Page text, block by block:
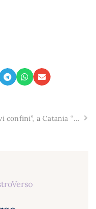
“Nuovi confini”, a Catania “Time and life” l’omaggio di Roberto Gatto a Tony Williams